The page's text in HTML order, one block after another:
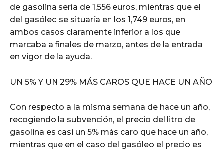
de gasolina sería de 1,556 euros, mientras que el
del gasóleo se situaría en los 1,749 euros, en
ambos casos claramente inferior a los que
marcaba a finales de marzo, antes de la entrada
en vigor de la ayuda.
UN 5% Y UN 29% MÁS CAROS QUE HACE UN AÑO
Con respecto a la misma semana de hace un año,
recogiendo la subvención, el precio del litro de
gasolina es casi un 5% más caro que hace un año,
mientras que en el caso del gasóleo el precio es